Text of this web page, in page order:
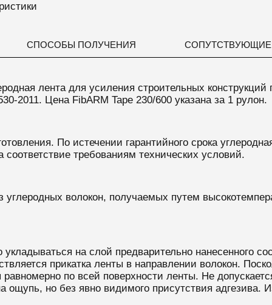
СПОСОБЫ ПОЛУЧЕНИЯ
лента для усиления строительных конструкций
2011. Цена FibARM Tape 230/600 указана за 1 рулон.
По истечении гарантийного срока
требованиям технических условий.
углеродных волокон, получаемых путем
на слой предварительно нанесенного
прикатка ленты в направлении волокон.
по всей поверхности ленты. Не
ощупь, но без явно видимого присутствия адгезива.